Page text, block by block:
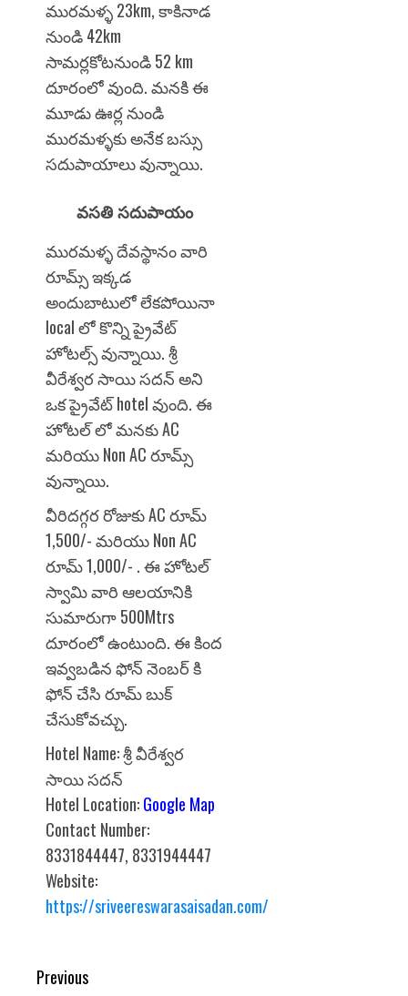
మురమళ్ళ 23km, కాకినాడ
నుండి 42km
సామర్లకోటనుండి 52 km
దూరంలో వుంది. మనకి ఈ
మూడు ఊర్ల నుండి
మురమళ్ళకు అనేక బస్సు
సదుపాయాలు వున్నాయి.
వసతి సదుపాయం
మురమళ్ళ దేవస్థానం వారి
రూమ్స్ ఇక్కడ
అందుబాటులో లేకపోయినా
local లో కొన్ని ప్రైవేట్
హోటల్స్ వున్నాయి. శ్రీ
వీరేశ్వర సాయి సదన్ అని
ఒక ప్రైవేట్ hotel వుంది. ఈ
హోటల్ లో మనకు AC
మరియు Non AC రూమ్స్
వున్నాయి.
వీరిదగ్గర రోజుకు AC రూమ్
1,500/- మరియు Non AC
రూమ్ 1,000/- . ఈ హోటల్
స్వామి వారి ఆలయానికి
సుమారుగా 500Mtrs
దూరంలో ఉంటుంది. ఈ కింద
ఇవ్వబడిన ఫోన్ నెంబర్ కి
ఫోన్ చేసి రూమ్ బుక్
చేసుకోవచ్చు.
Hotel Name: శ్రీ వీరేశ్వర
సాయి సదన్
Hotel Location:Google Map
Contact Number:
8331844447, 8331944447
Website:
https://sriveereswarasaisadan.com/
Previous